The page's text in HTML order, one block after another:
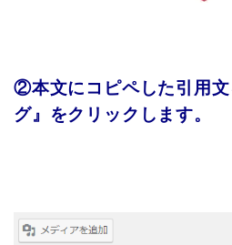
②本文にコピペした引用文
グ』をクリックします。